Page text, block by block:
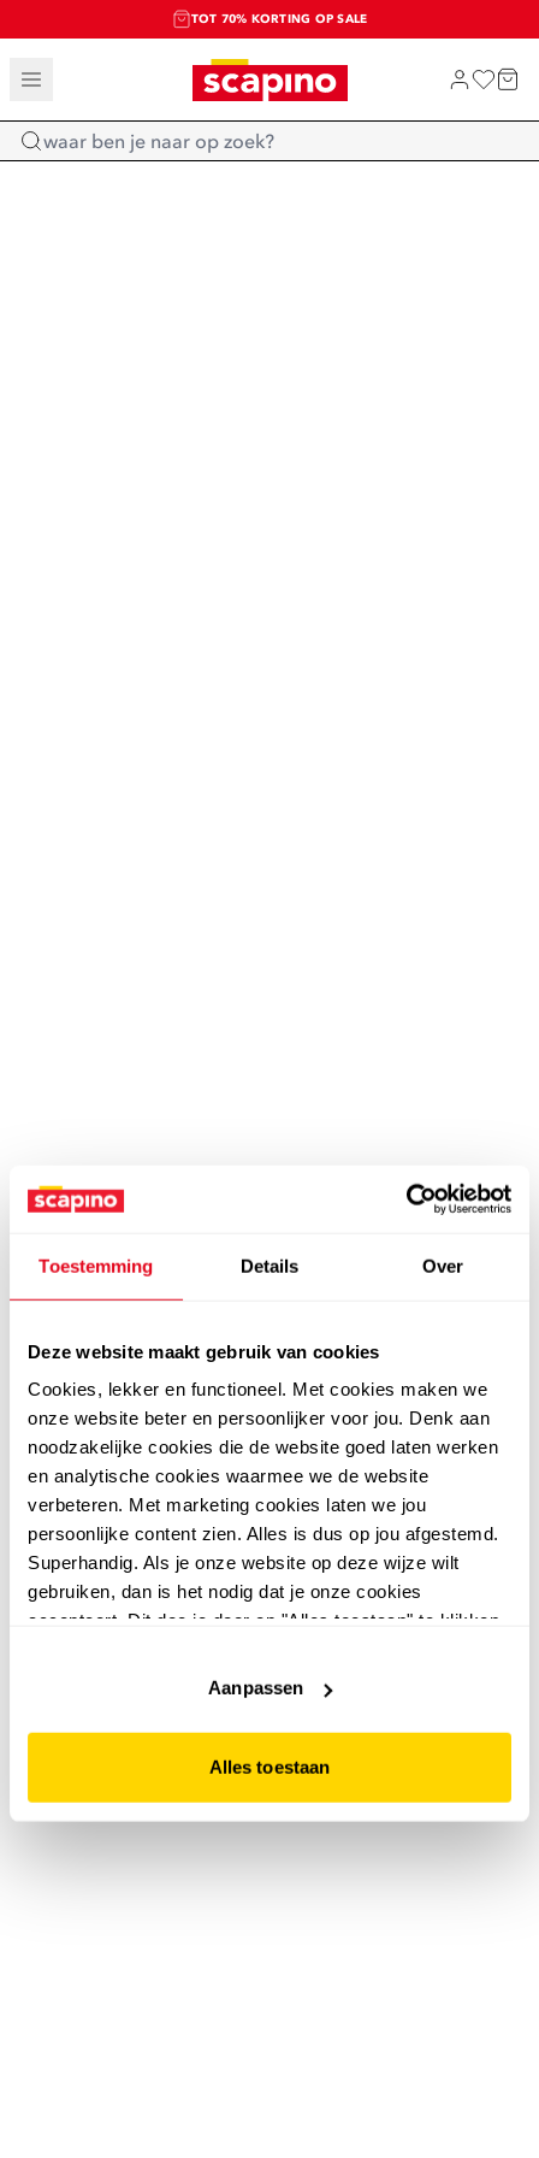
Toestemming Details Over
Deze website maakt gebruik van cookies
Cookies, lekker en functioneel. Met cookies maken we
onze website beter en persoonlijker voor jou. Denk aan
noodzakelijke cookies die de website goed laten werken
en analytische cookies waarmee we de website
verbeteren. Met marketing cookies laten we jou
persoonlijke content zien. Alles is dus op jou afgestemd.
Superhandig. Als je onze website op deze wijze wilt
gebruiken, dan is het nodig dat je onze cookies
accepteert. Dit doe je door op "Alles toestaan" te klikken.
website niet optimaal functioneert.
Aanpassen
Alles toestaan
TOT 70% KORTING OP SALE
SALE: LAATSTE KANS!
SHOP NIEUW
Home